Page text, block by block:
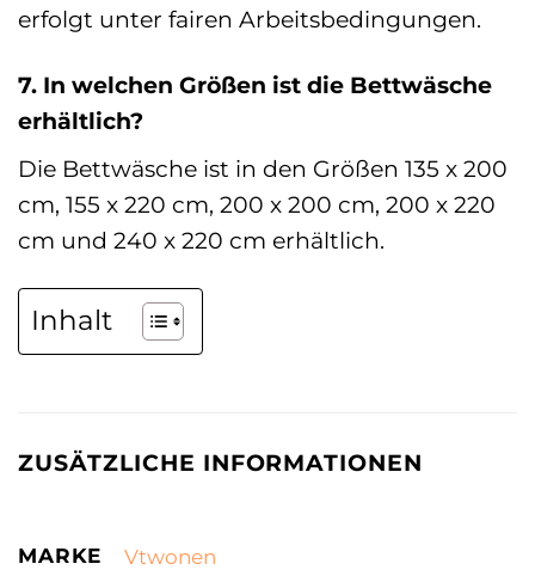
erfolgt unter fairen Arbeitsbedingungen.
7. In welchen Größen ist die Bettwäsche
erhältlich?
Die Bettwäsche ist in den Größen 135 x 200
cm, 155 x 220 cm, 200 x 200 cm, 200 x 220
cm und 240 x 220 cm erhältlich.
Inhalt
ZUSÄTZLICHE INFORMATIONEN
MARKE Vtwonen